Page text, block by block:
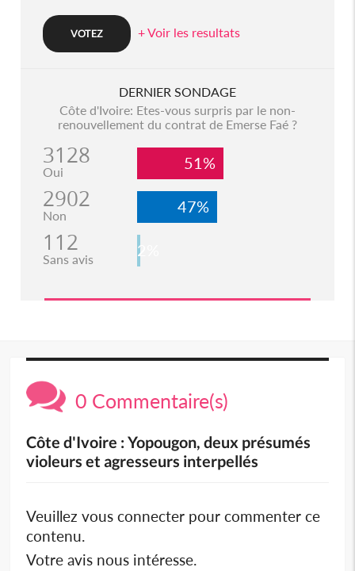
+ Voir les resultats
DERNIER SONDAGE
Côte d'Ivoire: Etes-vous surpris par le non-
renouvellement du contrat de Emerse Faé ?
3128
Oui 51%
2902
Non 47%
112
Sans avis 2%
0 Commentaire(s)
Côte d'Ivoire : Yopougon, deux présumés
violeurs et agresseurs interpellés
Veuillez vous connecter pour commenter ce
contenu.
Votre avis nous intéresse.